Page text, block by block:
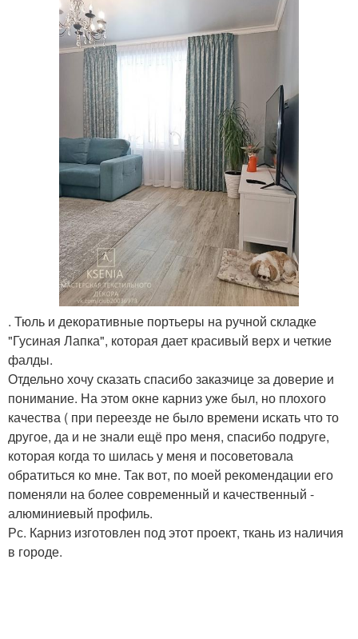
. Тюль и декоративные портьеры на ручной складке
"Гусиная Лапка", которая дает красивый верх и четкие
фалды.
Отдельно хочу сказать спасибо заказчице за доверие и
понимание. На этом окне карниз уже был, но плохого
качества ( при переезде не было времени искать что то
другое, да и не знали ещё про меня, спасибо подруге,
которая когда то шилась у меня и посоветовала
обратиться ко мне. Так вот, по моей рекомендации его
поменяли на более современный и качественный -
алюминиевый профиль.
Рс. Карниз изготовлен под этот проект, ткань из наличия
в городе.